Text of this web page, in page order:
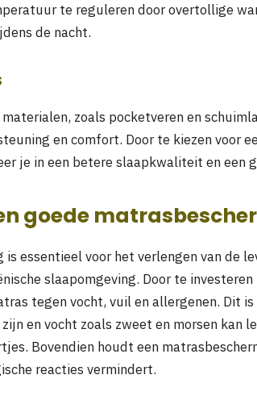
te reguleren door overtollige
de nacht.
zoals pocketveren en
en comfort. Door te kiezen voor
je in een betere slaapkwaliteit en een
goede
is essentieel voor het verlengen van de
slaapomgeving. Door te
tegen vocht, vuil en allergenen. Dit
en vocht zoals zweet en morsen kan
Bovendien houdt een
reacties vermindert.